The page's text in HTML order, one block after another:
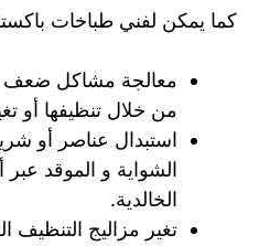
كما يمكن لفني طباخات
معالجة مشاكل ضعف
من خلال تنظيفها أو
استبدال عناصر أو
الشواية و الموقد
الخالدية.
تغير مزاليج التنظيف